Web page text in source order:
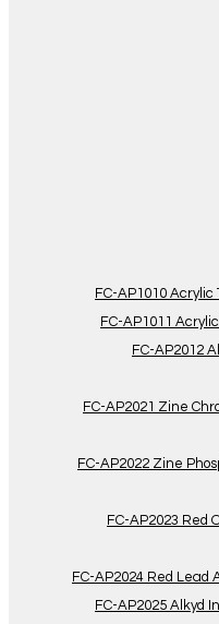
FC-AP1010 Acrylic
FC-AP1011
FC-AP2012
FC-AP2021 Zine
FC-AP2022 Zine
FC-AP2023 Red
FC-AP2024 Red Lead
FC-AP2025 Alkyd